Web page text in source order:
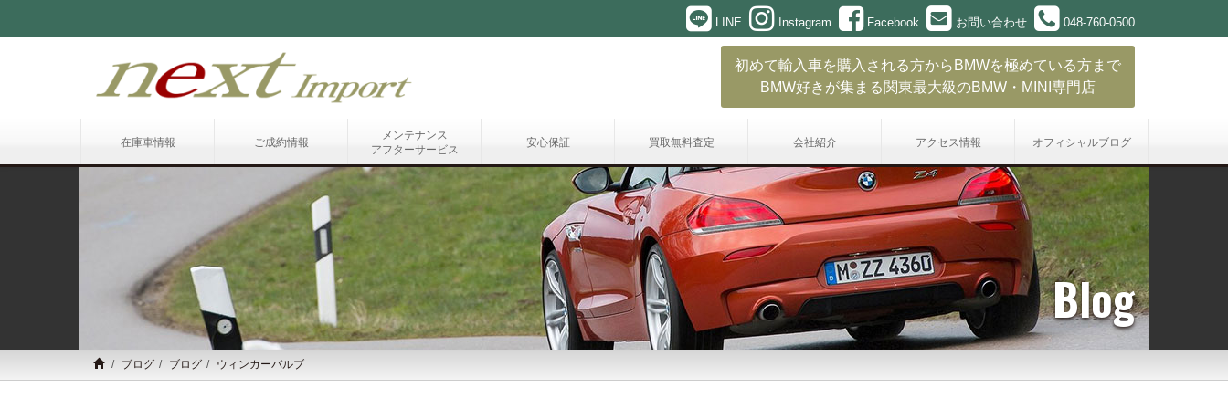
LINE Instagram Facebook お問い合わせ 048-760-0500
初めて輸入車を購入される方からBMWを極めている方まで
BMW好きが集まる関東最大級のBMW・MINI専門店
在庫車情報 ご成約情報
メンテナンス
アフターサービス
安心保証 買取無料査定 会社紹介 アクセス情報 オフィシャルブログ
Blog
ブログ ブログ ウィンカーバルブ